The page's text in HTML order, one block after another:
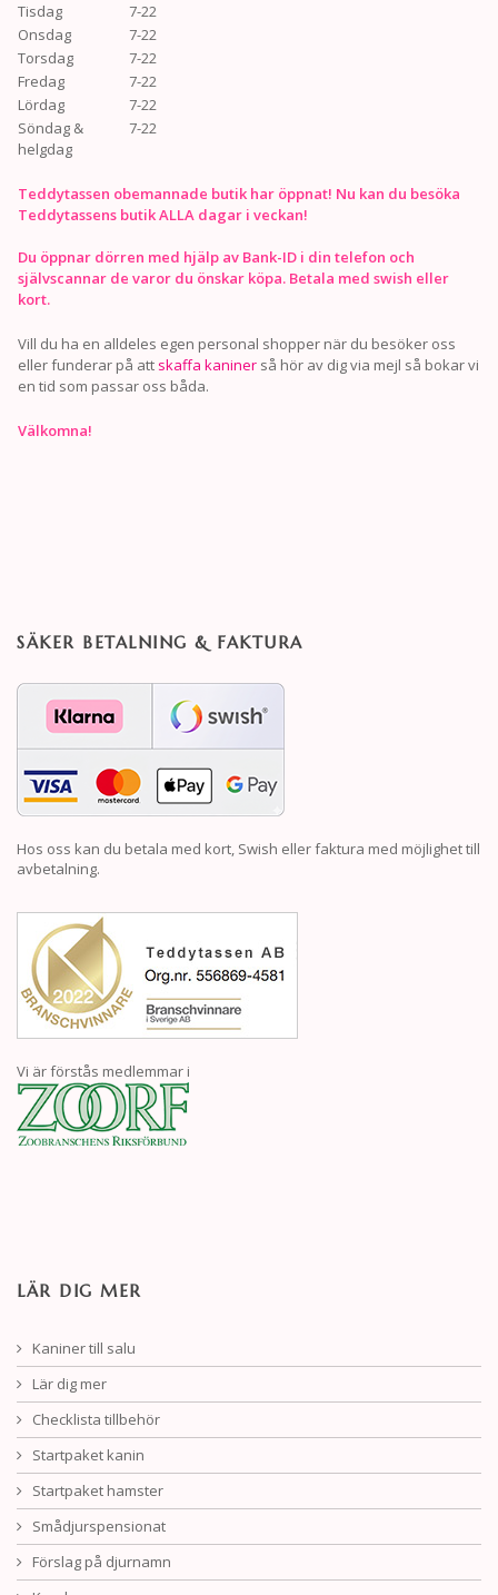
Tisdag
7-22
Onsdag
7-22
Torsdag
7-22
Fredag
7-22
Lördag
7-22
Söndag &
helgdag
7-22
Teddytassen obemannade butik har öppnat! Nu kan du besöka
Teddytassens butik ALLA dagar i veckan!
Du öppnar dörren med hjälp av Bank-ID i din telefon och
självscannar de varor du önskar köpa. Betala med swish eller
kort.
Vill du ha en alldeles egen personal shopper när du besöker oss
eller funderar på att skaffa kaniner så hör av dig via mejl så bokar vi
en tid som passar oss båda.
Välkomna!
SÄKER BETALNING & FAKTURA
Hos oss kan du betala med kort, Swish eller faktura med möjlighet till
avbetalning.
Vi är förstås medlemmar i
LÄR DIG MER
Kaniner till salu
Lär dig mer
Checklista tillbehör
Startpaket kanin
Startpaket hamster
Smådjurspensionat
Förslag på djurnamn